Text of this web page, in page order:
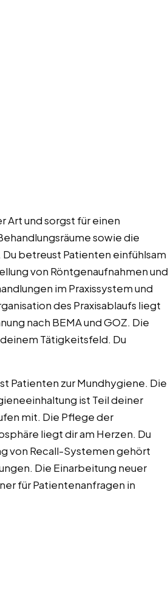
Art und sorgst für einen
sowie die
betreust Patienten einfühlsam
von Röntgenaufnahmen und
im Praxissystem und
des Praxisablaufs liegt
nach BEMA und GOZ. Die
Tätigkeitsfeld. Du
Patienten zur Mundhygiene. Die
ist Teil deiner
mit. Die Pflege der
liegt dir am Herzen. Du
von Recall-Systemen gehört
Die Einarbeitung neuer
für Patientenanfragen in